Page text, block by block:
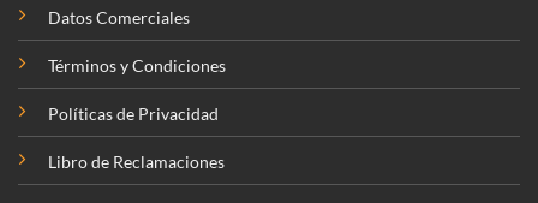
Datos Comerciales
Términos y Condiciones
Políticas de Privacidad
Libro de Reclamaciones